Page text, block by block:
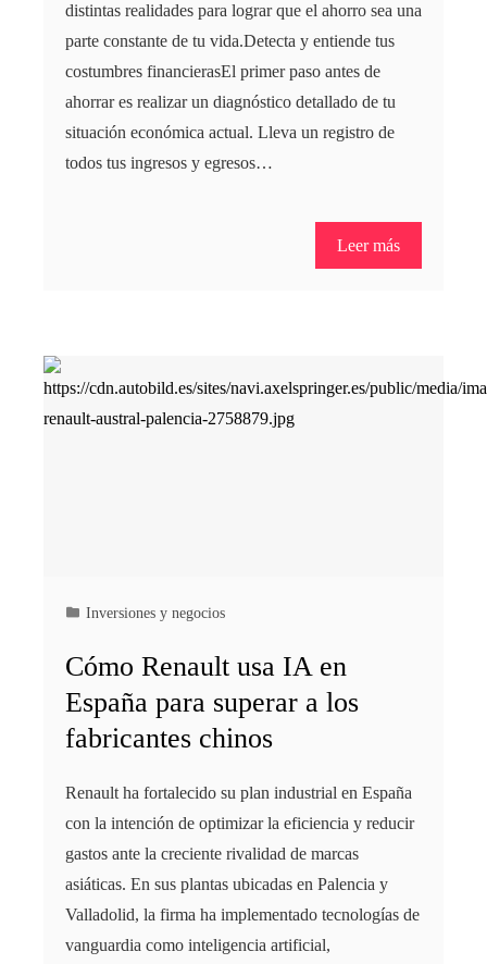
distintas realidades para lograr que el ahorro sea una
parte constante de tu vida.Detecta y entiende tus
costumbres financierasEl primer paso antes de
ahorrar es realizar un diagnóstico detallado de tu
situación económica actual. Lleva un registro de
todos tus ingresos y egresos…
Leer más
Inversiones y negocios
Cómo Renault usa IA en
España para superar a los
fabricantes chinos
Renault ha fortalecido su plan industrial en España
con la intención de optimizar la eficiencia y reducir
gastos ante la creciente rivalidad de marcas
asiáticas. En sus plantas ubicadas en Palencia y
Valladolid, la firma ha implementado tecnologías de
vanguardia como inteligencia artificial,